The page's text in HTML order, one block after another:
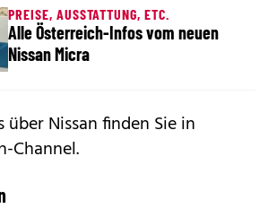
PREISE, AUSSTATTUNG, ETC.
Alle Österreich-Infos vom neuen
Nissan Micra
Nissan finden Sie in
Channel.